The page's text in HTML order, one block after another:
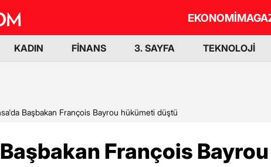
EKONOMİ
KADIN FİNANS 3. SAYFA TEKNOLOJİ
Başbakan François Bayrou hükümeti düştü
François Bayrou